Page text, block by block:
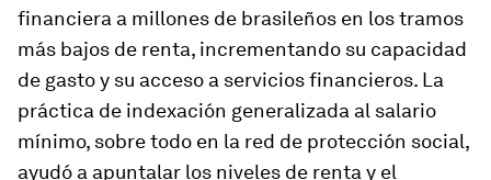
financiera a millones de brasileños en los tramos
más bajos de renta, incrementando su capacidad
de gasto y su acceso a servicios financieros. La
práctica de indexación generalizada al salario
mínimo, sobre todo en la red de protección social,
ayudó a apuntalar los niveles de renta y el